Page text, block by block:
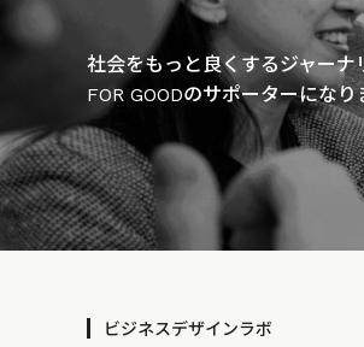
社会をもっと良くするジャー
FOR GOODのサポーターになり
ビジネスデザインラボ